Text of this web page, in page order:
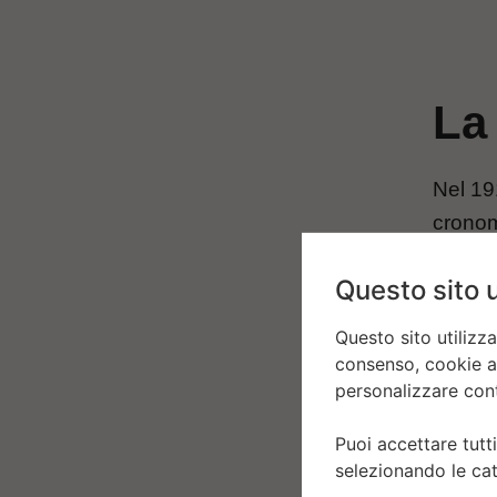
Nel
dopo,
tale
Questo sito
Questo sito
consenso, cookie
personalizzare
Puoi accettare
selezionando le